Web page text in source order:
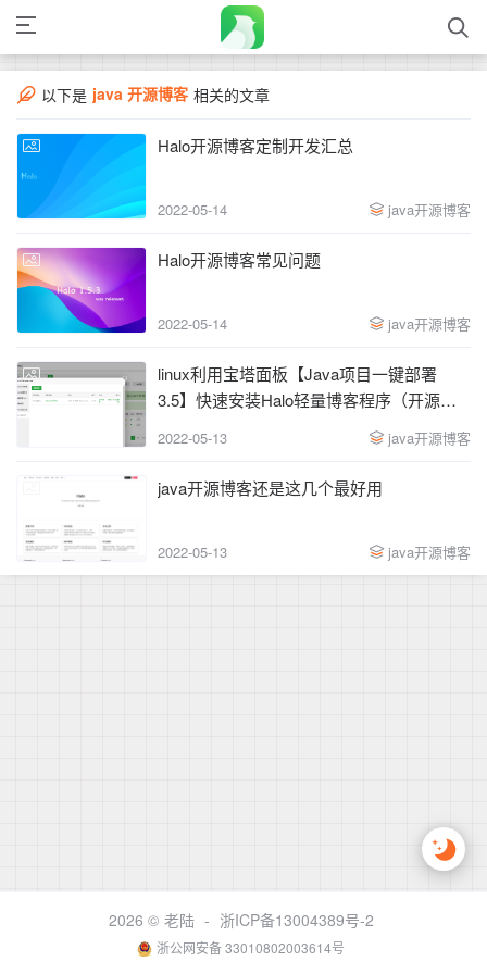
以下是 java 开源博客 相关的文章
Halo开源博客定制开发汇总
2022-05-14 java开源博客
Halo开源博客常见问题
2022-05-14 java开源博客
linux利用宝塔面板【Java项目一键部署
3.5】快速安装Halo轻量博客程序（开源
2022-05-13 java开源博客
java开源博客还是这几个最好用
2022-05-13 java开源博客
2026 © 老陆 - 浙ICP备13004389号-2
浙公网安备 33010802003614号